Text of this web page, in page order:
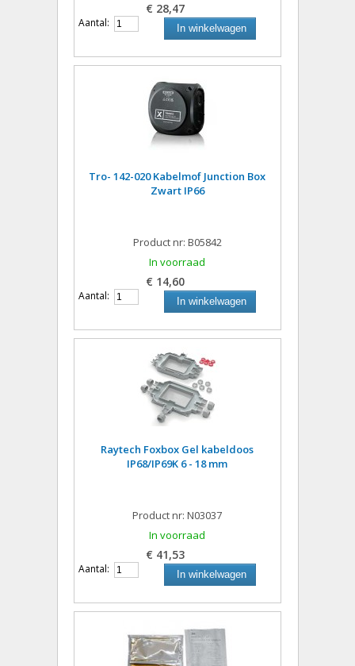
€ 28,47
Aantal: In winkelwagen
Tro- 142-020 Kabelmof Junction Box
Zwart IP66
Product nr: B05842
In voorraad
€ 14,60
Aantal: In winkelwagen
Raytech Foxbox Gel kabeldoos
IP68/IP69K 6 - 18 mm
Product nr: N03037
In voorraad
€ 41,53
Aantal: In winkelwagen